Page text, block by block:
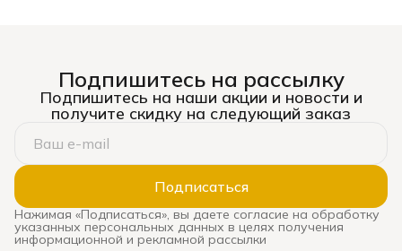
имущества и жильцов,
уровень шума, теплопотери
и даже эстетическое
восприятие жилья. Рынок
— от бюджетных до
премиальных, и выбор
может стать настоящим
испытанием. Ошибка
оборачивается
сквозняками, звоном при
каждом закрытии, риском
взлома и необходимостью
дорогой замены. В этом
Подпишитесь на рассылку
Подпишитесь на наши акции и новости и
получите скидку на следующий заказ
Подписаться
Нажимая «Подписаться», вы даете согласие на обработку
указанных персональных данных в целях получения
информационной и рекламной рассылки